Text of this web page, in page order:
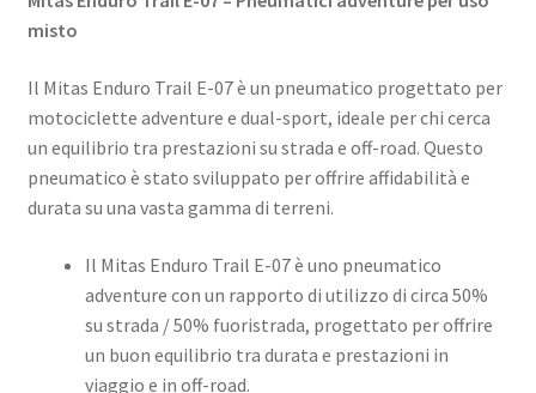
misto
Il Mitas Enduro Trail E-07 è un pneumatico progettato per
motociclette adventure e dual-sport, ideale per chi cerca
un equilibrio tra prestazioni su strada e off-road. Questo
pneumatico è stato sviluppato per offrire affidabilità e
durata su una vasta gamma di terreni. ​
Il Mitas Enduro Trail E-07 è uno pneumatico
adventure con un rapporto di utilizzo di circa 50%
su strada / 50% fuoristrada, progettato per offrire
un buon equilibrio tra durata e prestazioni in
viaggio e in off-road.